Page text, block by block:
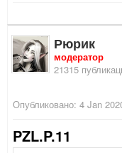
Рюрик
модератор
21315
Опубликовано: 4 Jan
PZL.P.11